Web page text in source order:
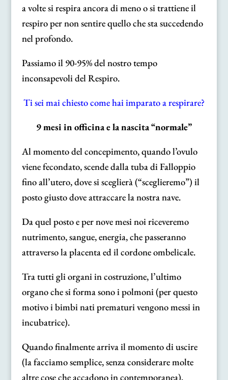
a volte si respira ancora di meno o si trattiene il
respiro per non sentire quello che sta succedendo
nel profondo.
Passiamo il 90-95% del nostro tempo
inconsapevoli del Respiro.
Ti sei mai chiesto come hai imparato a respirare?
9 mesi in officina e la nascita “normale”
Al momento del concepimento, quando l’ovulo
viene fecondato, scende dalla tuba di Falloppio
fino all’utero, dove si sceglierà (“sceglieremo”) il
posto giusto dove attraccare la nostra nave.
Da quel posto e per nove mesi noi riceveremo
nutrimento, sangue, energia, che passeranno
attraverso la placenta ed il cordone ombelicale.
Tra tutti gli organi in costruzione, l’ultimo
organo che si forma sono i polmoni (per questo
motivo i bimbi nati prematuri vengono messi in
incubatrice).
Quando finalmente arriva il momento di uscire
(la facciamo semplice, senza considerare molte
altre cose che accadono in contemporanea),